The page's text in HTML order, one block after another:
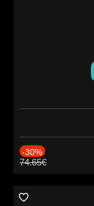
-30%
74.65€